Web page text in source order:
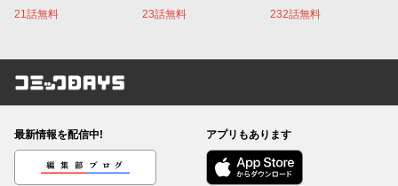
21話無料 23話無料 232話無料
コミックDAYS
最新情報を配信中!
編集部ブログ
アプリもあります